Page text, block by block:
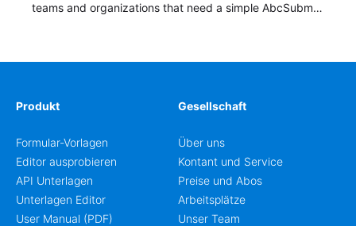
teams and organizations that need a simple AbcSubmit
Produkt
Formular-Vorlagen
Editor ausprobieren
API Unterlagen
Unterlagen Editor
User Manual (PDF)
Gesellschaft
Über uns
Kontant und Service
Preise und Abos
Arbeitsplätze
Unser Team